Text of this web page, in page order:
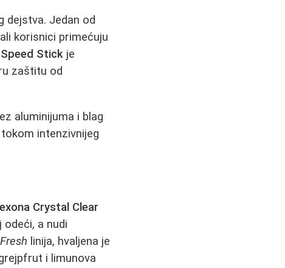
dejstva. Jedan od
korisnici primećuju
Stick je
zaštitu od
aluminijuma i blag
intenzivnijeg
Crystal Clear
a nudi
linija, hvaljena je
i limunova